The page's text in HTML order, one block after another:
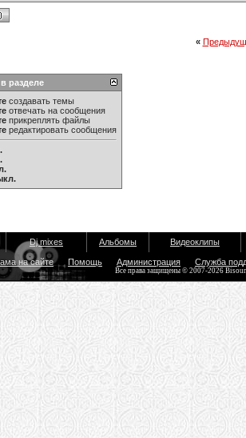
«
разделе
создавать темы
отвечать на сообщения
прикреплять файлы
редактировать сообщения
Dj mixes Альбомы Видеоклипы
на сайте Помощь Администрация Служба
Все права защищены © 2007-2026